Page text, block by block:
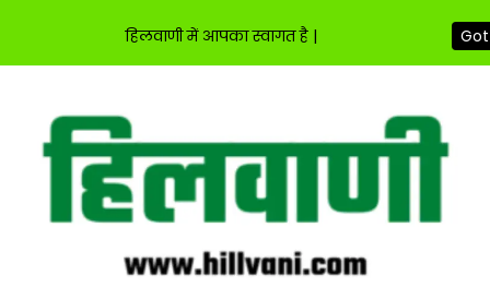
content
हिलवाणी में आपका स्वागत है |